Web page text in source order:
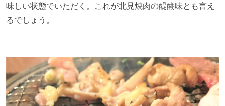
味しい状態でいただく。これが北見焼肉の醍醐味とも言え
るでしょう。